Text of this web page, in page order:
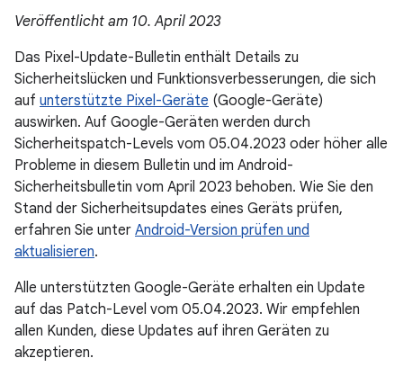
Veröffentlicht am 10. April 2023
Das Pixel-Update-Bulletin enthält Details zu
Sicherheitslücken und Funktionsverbesserungen, die sich
auf unterstützte Pixel-Geräte (Google-Geräte)
auswirken. Auf Google-Geräten werden durch
Sicherheitspatch-Levels vom 05.04.2023 oder höher alle
Probleme in diesem Bulletin und im Android-
Sicherheitsbulletin vom April 2023 behoben. Wie Sie den
Stand der Sicherheitsupdates eines Geräts prüfen,
erfahren Sie unter Android-Version prüfen und
aktualisieren.
Alle unterstützten Google-Geräte erhalten ein Update
auf das Patch-Level vom 05.04.2023. Wir empfehlen
allen Kunden, diese Updates auf ihren Geräten zu
akzeptieren.